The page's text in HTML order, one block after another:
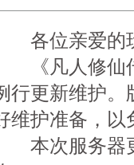
各位亲爱的
《凡人修仙传
行更新维护。
维护准备，以
本次服务器更